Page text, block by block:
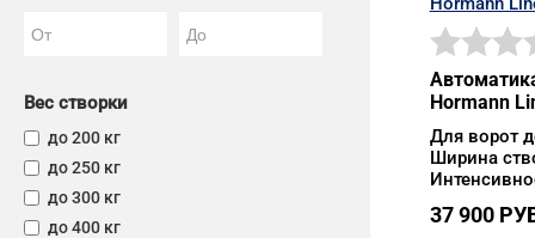
Вес створки
до 200 кг
до 250 кг
до 300 кг
до 400 кг
Hormann
Для ворот
Ширина
37 900